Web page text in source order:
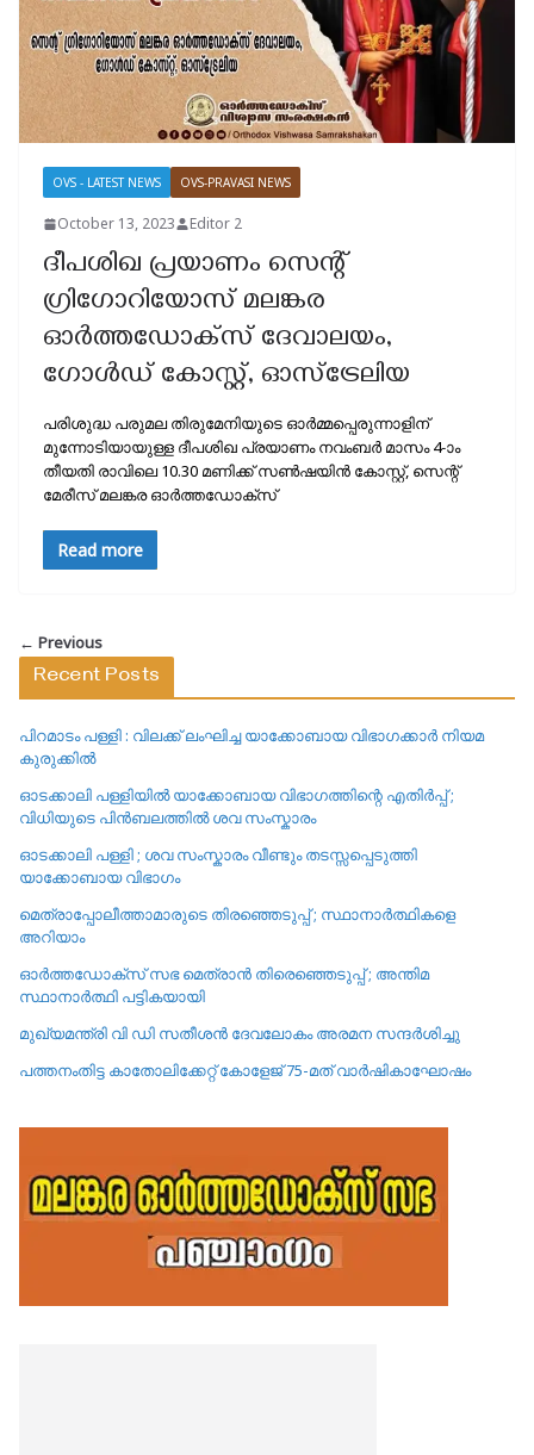
OVS - LATEST NEWS OVS-PRAVASI NEWS
October 13, 2023 Editor 2
ദീപശിഖ പ്രയാണം സെന്റ്
ഗ്രിഗോറിയോസ് മലങ്കര
ഓർത്തഡോക്‌സ് ദേവാലയം,
ഗോൾഡ് കോസ്റ്റ്, ഓസ്ട്രേലിയ
പരിശുദ്ധ പരുമല തിരുമേനിയുടെ ഓർമ്മപ്പെരുന്നാളിന്
മുന്നോടിയായുള്ള ദീപശിഖ പ്രയാണം നവംബർ മാസം 4-ാം
തീയതി രാവിലെ 10.30 മണിക്ക് സൺഷയിൻ കോസ്റ്റ്, സെന്റ്
മേരീസ് മലങ്കര ഓർത്തഡോക്‌സ്
Read more
← Previous
Recent Posts
പിറമാടം പള്ളി : വിലക്ക് ലംഘിച്ച യാക്കോബായ വിഭാഗക്കാർ നിയമ
കുരുക്കിൽ
ഓടക്കാലി പള്ളിയിൽ യാക്കോബായ വിഭാഗത്തിന്റെ എതിർപ്പ് ;
വിധിയുടെ പിൻബലത്തിൽ ശവ സംസ്കാരം
ഓടക്കാലി പള്ളി ; ശവ സംസ്കാരം വീണ്ടും തടസ്സപ്പെടുത്തി
യാക്കോബായ വിഭാഗം
മെത്രാപ്പോലീത്താമാരുടെ തിരഞ്ഞെടുപ്പ് ; സ്ഥാനാർത്ഥികളെ
അറിയാം
ഓർത്തഡോക്സ് സഭ മെത്രാൻ തിരെഞ്ഞെടുപ്പ് ; അന്തിമ
സ്ഥാനാർത്ഥി പട്ടികയായി
മുഖ്യമന്ത്രി വി ഡി സതീശൻ ദേവലോകം അരമന സന്ദർശിച്ചു
പത്തനംതിട്ട കാതോലിക്കേറ്റ്‌ കോളേജ്‌ 75-മത് വാർഷികാഘോഷം